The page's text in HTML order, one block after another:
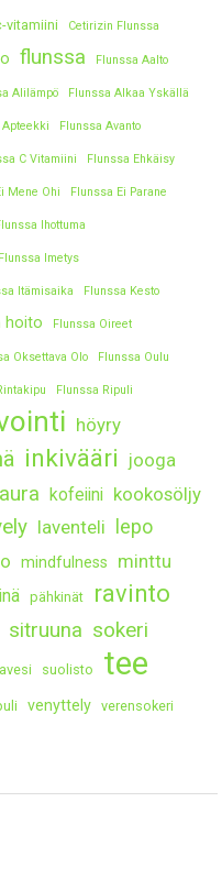
vitamiini Cetirizin Flunssa
flunssa Flunssa Aalto
Alilämpö Flunssa Alkaa Yskällä
Apteekki Flunssa Avanto
C Vitamiini Flunssa Ehkäisy
Mene Ohi Flunssa Ei Parane
Ihottuma
Flunssa Imetys
Itämisaika Flunssa Kesto
hoito Flunssa Oireet
Oksettava Olo Flunssa Oulu
Flunssa Ripuli
höyry
inkivääri jooga
kofeiini kookosöljy
laventeli lepo
mindfulness minttu
pähkinät ravinto
sitruuna sokeri
suolisto tee
venyttely
verensokeri